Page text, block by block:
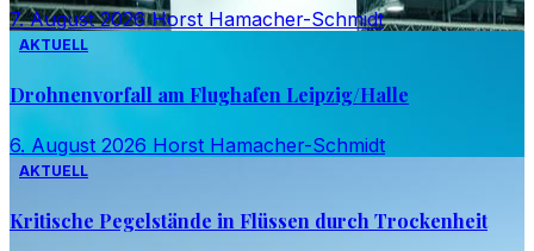
7. August 2026Horst Hamacher-Schmidt
AKTUELL
Drohnenvorfall am Flughafen Leipzig/Halle
6. August 2026 Horst Hamacher-Schmidt
AKTUELL
Kritische Pegelstände in Flüssen durch Trockenheit